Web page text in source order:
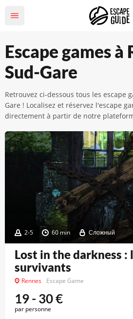
Escape games à
Sud-Gare
Retrouvez ci-dessous tous les escape
Gare ! Localisez et réservez l'escape
directement à partir de notre
2-5 60 min Сложный
Lost in the darkness :
survivants
Rennes Escape Game
19 - 30€
par personne